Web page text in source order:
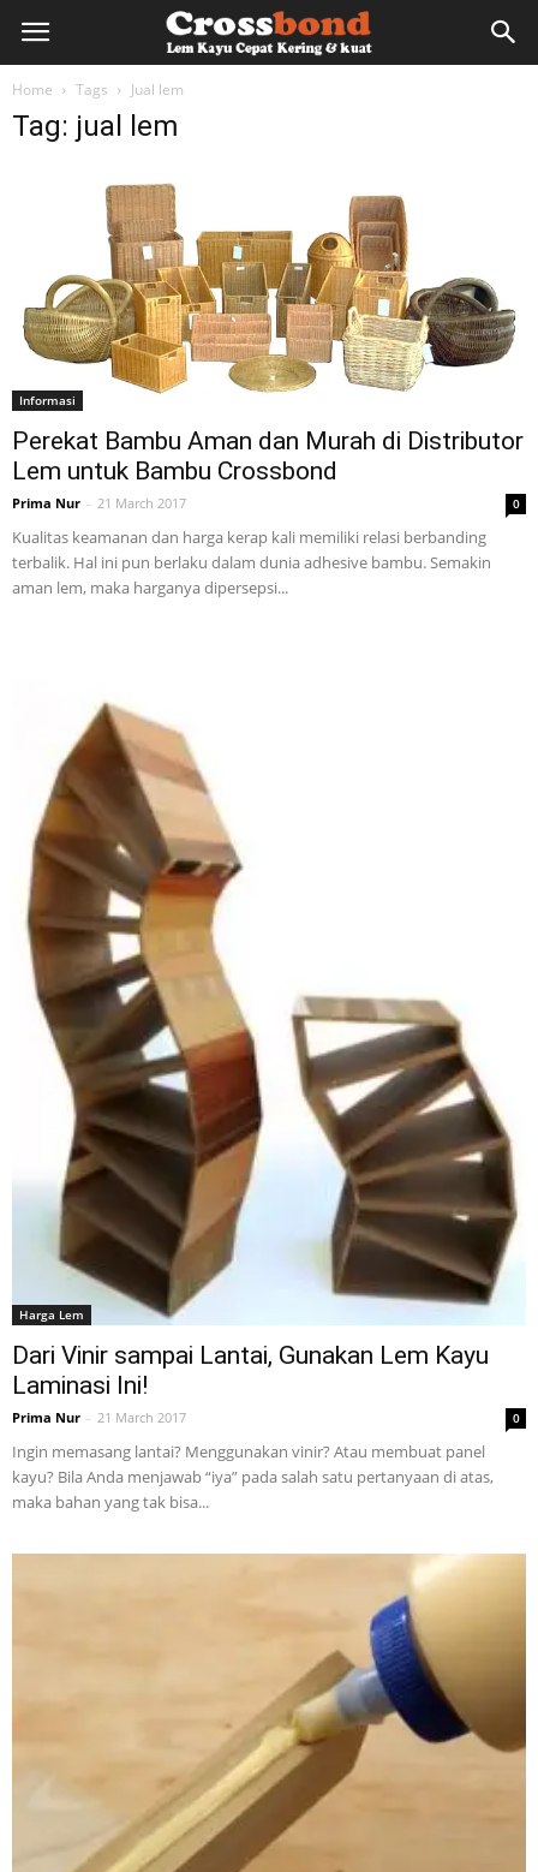
lemkayu.net
Kayu,
HPL,
Kertas,
Kering,
Kuat
Home Tags Jual lem
Tag: jual lem
Informasi
Perekat Bambu Aman dan Murah di Distributor
Lem untuk Bambu Crossbond
Prima Nur - 21 March 2017 0
Kualitas keamanan dan harga kerap kali memiliki relasi berbanding
terbalik. Hal ini pun berlaku dalam dunia adhesive bambu. Semakin
aman lem, maka harganya dipersepsi...
Harga Lem
Dari Vinir sampai Lantai, Gunakan Lem Kayu
Laminasi Ini!
Prima Nur - 21 March 2017 0
Ingin memasang lantai? Menggunakan vinir? Atau membuat panel
kayu? Bila Anda menjawab “iya” pada salah satu pertanyaan di atas,
maka bahan yang tak bisa...